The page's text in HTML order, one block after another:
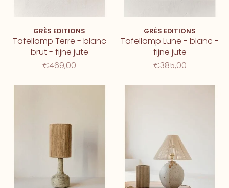
GRÈS EDITIONS
Tafellamp Terre - blanc
brut - fijne jute
€469,00
GRÈS EDITIONS
Tafellamp Lune - blanc -
fijne jute
€385,00